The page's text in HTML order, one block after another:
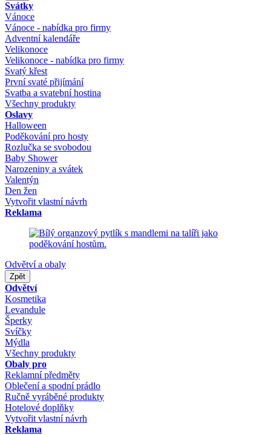
Svátky
Vánoce
Vánoce - nabídka pro firmy
Adventní kalendáře
Velikonoce
Velikonoce - nabídka pro firmy
Svatý křest
První svaté přijímání
Svatba a svatební hostina
Všechny produkty
Oslavy
Halloween
Poděkování pro hosty
Rozlučka se svobodou
Baby Shower
Narozeniny a svátek
Valentýn
Den žen
Vytvořit vlastní návrh
Reklama
Odvětví a obaly
Zpět
Odvětví
Kosmetika
Levandule
Šperky
Svíčky
Mýdla
Všechny produkty
Obaly pro
Reklamní předměty
Oblečení a spodní prádlo
Ručně vyráběné produkty
Hotelové doplňky
Vytvořit vlastní návrh
Reklama